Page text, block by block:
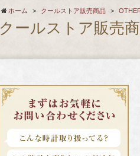
ホーム > クールストア販売商品 >
クールストア販売